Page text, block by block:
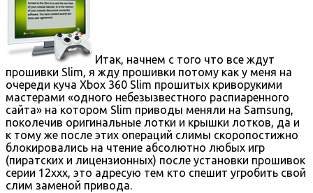
Итак, начнем с того что все ждут
прошивки Slim, я жду прошивки потому как у меня на
очереди куча Xbox 360 Slim прошитых криворукими
мастерами «одного небезызвестного распиаренного
сайта» на котором Slim приводы меняли на Samsung,
поколечив оригинальные лотки и крышки лотков, да и
к тому же после этих операций слимы скоропостижно
блокировались на чтение абсолютно любых игр
(пиратских и лицензионных) после установки прошивок
серии 12ххх, это адресую тем кто спешит угробить свой
слим заменой привода.